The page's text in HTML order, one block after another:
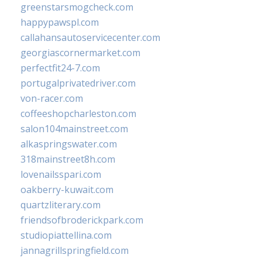
greenstarsmogcheck.com
happypawspl.com
callahansautoservicecenter.com
georgiascornermarket.com
perfectfit24-7.com
portugalprivatedriver.com
von-racer.com
coffeeshopcharleston.com
salon104mainstreet.com
alkaspringswater.com
318mainstreet8h.com
lovenailsspari.com
oakberry-kuwait.com
quartzliterary.com
friendsofbroderickpark.com
studiopiattellina.com
jannagrillspringfield.com